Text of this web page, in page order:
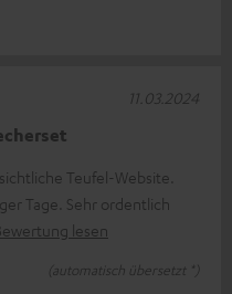
Teufel-Website.
Tage. Sehr ordentlich
lesen
(automatisch übersetzt *)
11.03.2024